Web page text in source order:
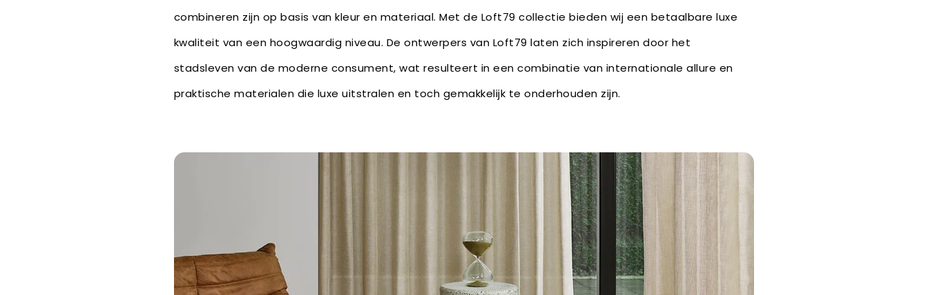
combineren zijn op basis van kleur en materiaal. Met de Loft79 collectie bieden wij een betaalbare luxe
kwaliteit van een hoogwaardig niveau. De ontwerpers van Loft79 laten zich inspireren door het
stadsleven van de moderne consument, wat resulteert in een combinatie van internationale allure en
praktische materialen die luxe uitstralen en toch gemakkelijk te onderhouden zijn.